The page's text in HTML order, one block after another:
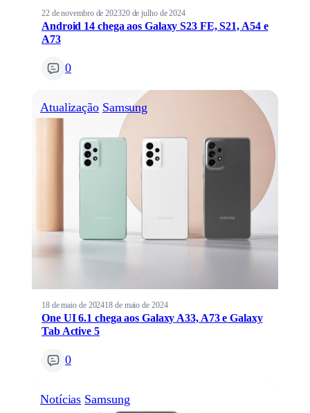
22 de novembro de 202320 de julho de 2024
Android 14 chega aos Galaxy S23 FE, S21, A54 e
A73
0
Atualização Samsung
18 de maio de 202418 de maio de 2024
One UI 6.1 chega aos Galaxy A33, A73 e Galaxy
Tab Active 5
0
Notícias Samsung